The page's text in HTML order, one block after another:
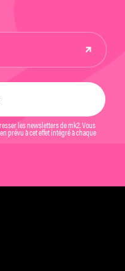
les newsletters de mk2. Vous
prévu à cet effet intégré à chaque